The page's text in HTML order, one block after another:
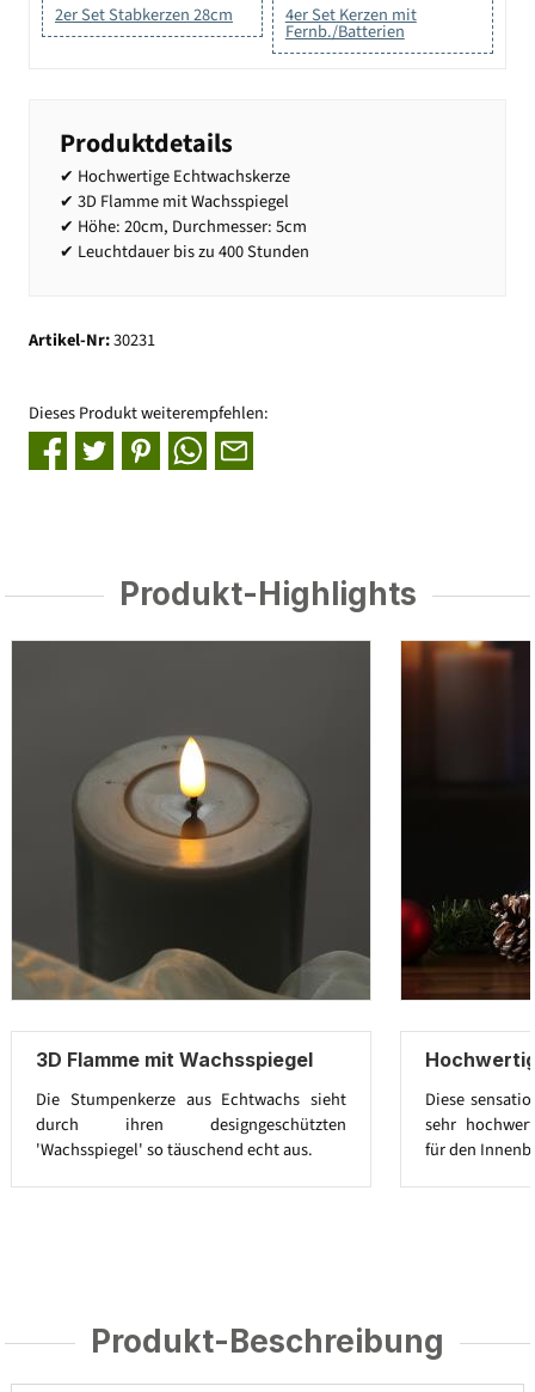
2er Set Stabkerzen 28cm 4er Set Kerzen mit
Fernb./Batterien
Produktdetails
✔ Hochwertige Echtwachskerze
✔ 3D Flamme mit Wachsspiegel
✔ Höhe: 20cm, Durchmesser: 5cm
✔ Leuchtdauer bis zu 400 Stunden
Artikel-Nr:30231
Dieses Produkt weiterempfehlen:
Produkt-Highlights
3D Flamme mit Wachsspiegel
Die Stumpenkerze aus Echtwachs sieht
durch ihren designgeschützten
'Wachsspiegel' so täuschend echt aus.
Diese
sehr
für den
Produkt-Beschreibung